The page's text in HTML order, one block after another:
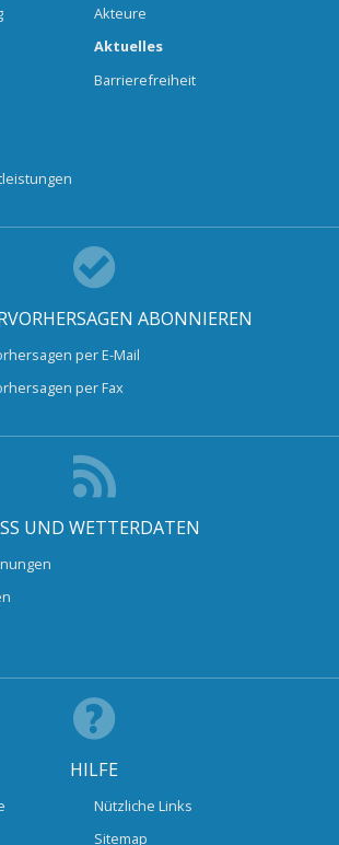
Akteure
Aktuelles
Barrierefreiheit
ABONNIEREN
per E-Mail
per Fax
UND WETTERDATEN
HILFE
Nützliche Links
Sitemap